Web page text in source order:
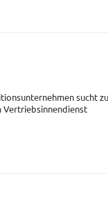
sucht
Vertriebsinnendienst